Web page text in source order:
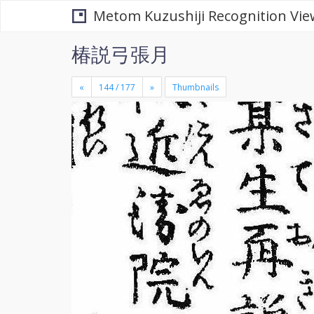
Metom Kuzushiji Recognition
椿説弓張月
« » Thumbnails
+
-